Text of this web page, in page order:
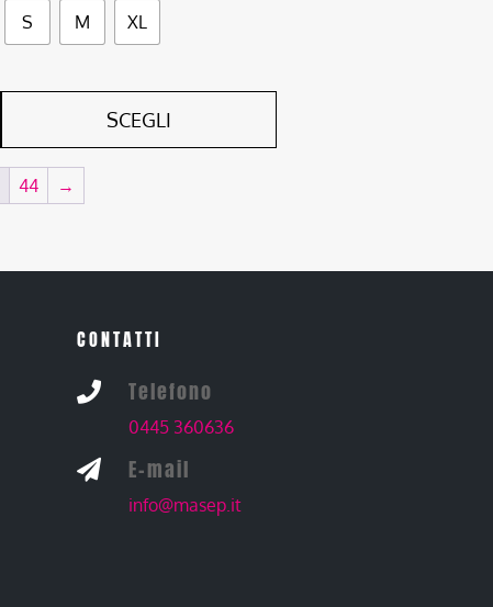
S M XL
SCEGLI
44 →
CONTATTI
 Telefono
0445 360636
 E-mail
info@masep.it